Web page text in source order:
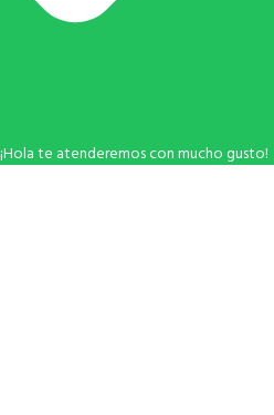
¡Hola te atenderemos con mucho gusto!